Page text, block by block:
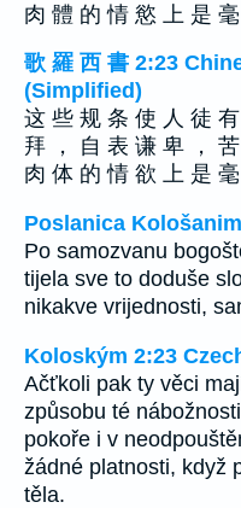
肉 體 的 情 慾 上 是 毫
歌 羅 西 書 2:23
(Simplified)
这 些 规 条 使 人 徒
拜 ， 自 表 谦 卑 ，
肉 体 的 情 欲 上 是 毫
Poslanica
Po samozvanu
tijela sve to doduše
nikakve vrijednosti,
Koloským 2:23
Ačťkoli pak ty věci
způsobu té
pokoře i v
žádné platnosti, když
těla.